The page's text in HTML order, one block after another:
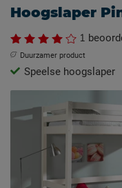
Hoogslaper
1
Duurzamer product
Speelse hoogslaper